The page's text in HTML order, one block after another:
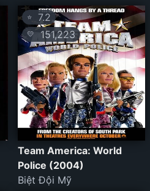
⭐ 7.2
💛 151,223
Team America: World
Police (2004)
Biệt Đội Mỹ